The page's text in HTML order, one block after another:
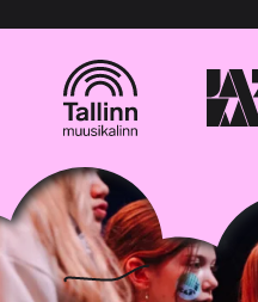
***, *** Tallinn Telefon: